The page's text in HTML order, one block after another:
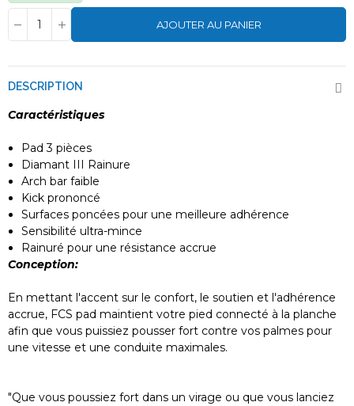
AJOUTER AU PANIER
DESCRIPTION
Caractéristiques
Pad 3 pièces
Diamant III Rainure
Arch bar faible
Kick prononcé
Surfaces poncées pour une meilleure adhérence
Sensibilité ultra-mince
Rainuré pour une résistance accrue
Conception:
En mettant l'accent sur le confort, le soutien et l'adhérence
accrue, FCS pad maintient votre pied connecté à la planche
afin que vous puissiez pousser fort contre vos palmes pour
une vitesse et une conduite maximales.
"Que vous poussiez fort dans un virage ou que vous lanciez